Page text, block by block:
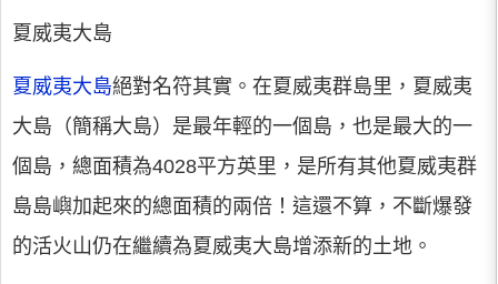
夏威夷大島
夏威夷大島絕對名符其實。在夏威夷群島里，夏威夷
大島（簡稱大島）是最年輕的一個島，也是最大的一
個島，總面積為4028平方英里，是所有其他夏威夷群
島島嶼加起來的總面積的兩倍！這還不算，不斷爆發
的活火山仍在繼續為夏威夷大島增添新的土地。